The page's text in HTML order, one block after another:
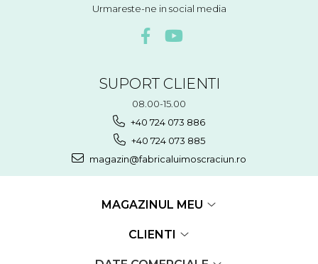
Urmareste-ne in social media
SUPORT CLIENTI
08.00-15.00
+40 724 073 886
+40 724 073 885
magazin@fabricaluimoscraciun.ro
MAGAZINUL MEU
CLIENTI